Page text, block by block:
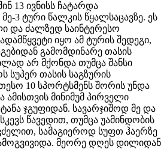
13 ივნისს ჩატარდა
3 ტური წალკის წყალსაცავზე. ეს
და ძალზედ საინტერესო
იყო ამ ტურის შედეგი,
გამომდინარე თასის
არ მქონდა თუმცა შანსი
სუპერ თასის საგზურის
10 სპორტსმენს შორის უნდა
მინიმუმ პირველი
ჯგუფიდან. სავარჯიშოდ მე და
წავედით, თუმცა უამინდობის
სამაგიეროდ სუფთ ჰაერზე
მეორე დღეს დილიდან